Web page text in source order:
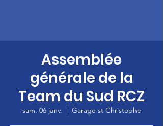
Assemblée
générale de la
Team du Sud RCZ
sam. 06 janv.
  |
Garage st Christophe